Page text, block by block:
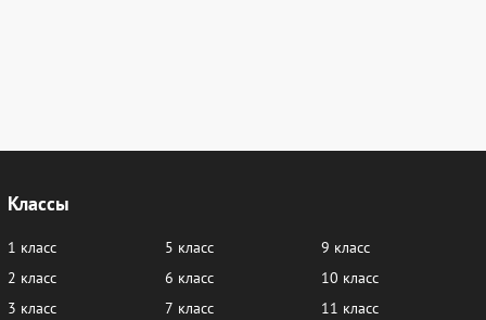
Классы
1 класс
2 класс
3 класс
5 класс
6 класс
7 класс
9 класс
10 класс
11 класс